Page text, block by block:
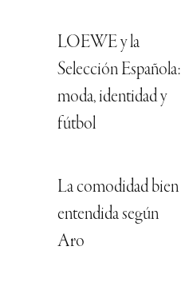
LOEWE y la
Selección Española:
moda, identidad y
fútbol
La comodidad bien
entendida según
Aro